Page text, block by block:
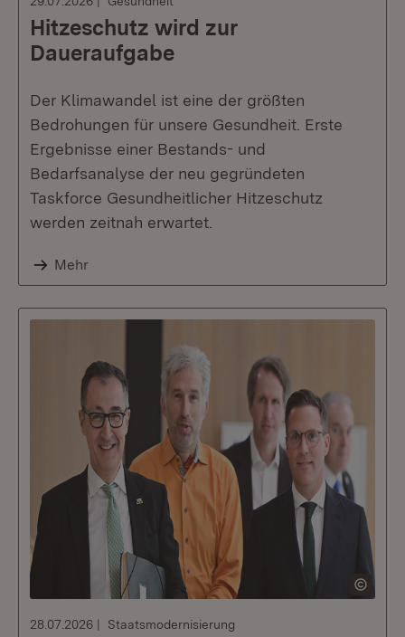
Hitzeschutz wird zur
Daueraufgabe
Der Klimawandel ist eine der größten
Bedrohungen für unsere Gesundheit. Erste
Ergebnisse einer Bestands- und
Bedarfsanalyse der neu gegründeten
Taskforce Gesundheitlicher Hitzeschutz
werden zeitnah erwartet.
Mehr
28.07.2026 Staatsmodernisierung